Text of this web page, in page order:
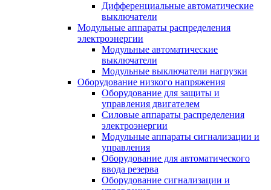
Дифференциальные автоматические
выключатели
Модульные аппараты распределения
электроэнергии
Модульные автоматические
выключатели
Модульные выключатели нагрузки
Оборудование низкого напряжения
Оборудование для защиты и
управления двигателем
Силовые аппараты распределения
электроэнергии
Модульные аппараты сигнализации и
управления
Оборудование для автоматического
ввода резерва
Оборудование сигнализации и